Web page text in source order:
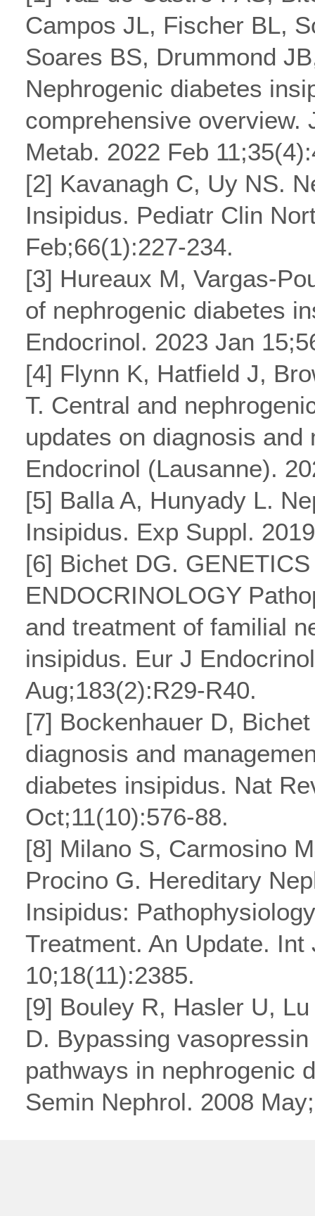
Campos JL, Fischer BL,
Soares BS, Drummond
Nephrogenic diabetes
comprehensive overview.
Metab. 2022 Feb
[2] Kavanagh C, Uy NS.
Insipidus. Pediatr Clin
Feb;66(1):227-234.
[3] Hureaux M, Vargas-
of nephrogenic diabetes
Endocrinol. 2023 Jan
[4] Flynn K, Hatfield J,
T. Central and
updates on diagnosis and
Endocrinol (Lausanne).
[5] Balla A, Hunyady L.
Insipidus. Exp Suppl.
[6] Bichet DG.
ENDOCRINOLOGY
and treatment of familial
insipidus. Eur J
Aug;183(2):R29-R40.
[7] Bockenhauer D,
diagnosis and
diabetes insipidus. Nat
Oct;11(10):576-88.
[8] Milano S, Carmosino
Procino G. Hereditary
Insipidus:
Treatment. An Update.
10;18(11):2385.
[9] Bouley R, Hasler U,
D. Bypassing
pathways in nephrogenic
Semin Nephrol. 2008